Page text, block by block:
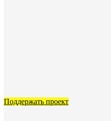
Поддержать проект